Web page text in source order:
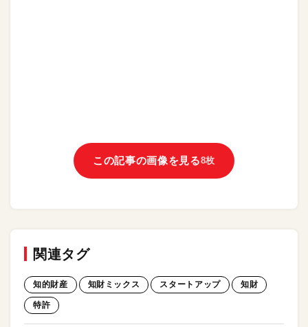
この記事の画像を見る8枚
関連タグ
知的財産 知財ミックス スタートアップ 知財
特許